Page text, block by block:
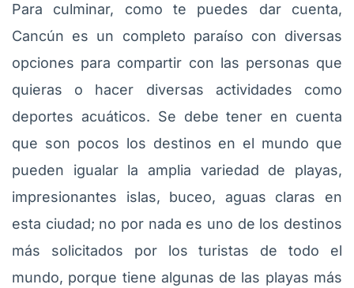
Para culminar, como te puedes dar cuenta,
Cancún es un completo paraíso con diversas
opciones para compartir con las personas que
quieras o hacer diversas actividades como
deportes acuáticos. Se debe tener en cuenta
que son pocos los destinos en el mundo que
pueden igualar la amplia variedad de playas,
impresionantes islas, buceo, aguas claras en
esta ciudad; no por nada es uno de los destinos
más solicitados por los turistas de todo el
mundo, porque tiene algunas de las playas más